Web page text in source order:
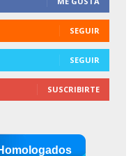
SEGUIR
SEGUIR
SUSCRIBIRTE